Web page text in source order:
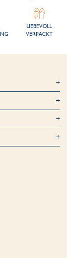
LIEBEVOLL
VERPACKT